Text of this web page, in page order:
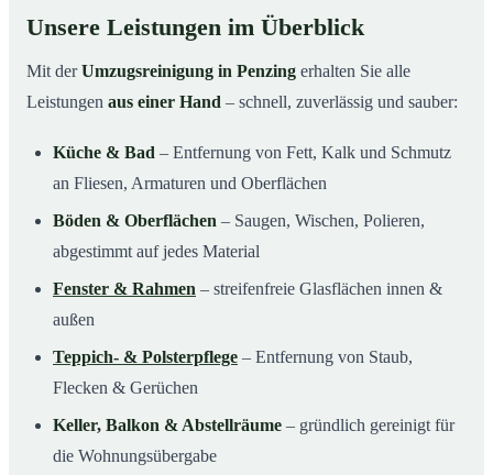
Unsere Leistungen im Überblick
Mit derUmzugsreinigung in Penzing erhalten Sie alle
Leistungen aus einer Hand – schnell, zuverlässig und sauber:
Küche & Bad – Entfernung von Fett, Kalk und Schmutz
an Fliesen, Armaturen und Oberflächen
Böden & Oberflächen – Saugen, Wischen, Polieren,
abgestimmt auf jedes Material
Fenster & Rahmen – streifenfreie Glasflächen innen &
außen
Teppich- & Polsterpflege – Entfernung von Staub,
Flecken & Gerüchen
Keller, Balkon & Abstellräume – gründlich gereinigt für
die Wohnungsübergabe